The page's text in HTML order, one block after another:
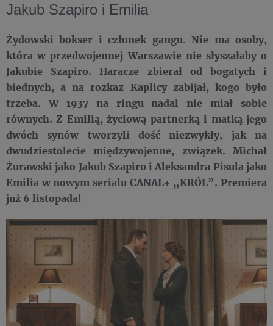
Jakub Szapiro i Emilia
Żydowski bokser i członek gangu. Nie ma osoby,
która w przedwojennej Warszawie nie słyszałaby o
Jakubie Szapiro. Haracze zbierał od bogatych i
biednych, a na rozkaz Kaplicy zabijał, kogo było
trzeba. W 1937 na ringu nadal nie miał sobie
równych. Z Emilią, życiową partnerką i matką jego
dwóch synów tworzyli dość niezwykły, jak na
dwudziestolecie międzywojenne, związek. Michał
Żurawski jako Jakub Szapiro i Aleksandra Pisula jako
Emilia w nowym serialu CANAL+ „KRÓL”. Premiera
już 6 listopada!